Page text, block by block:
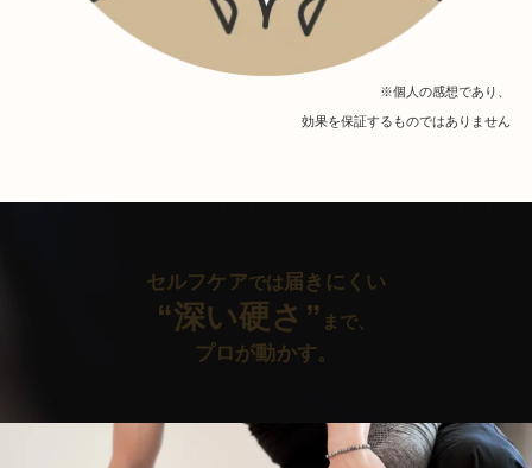
※個人の感想であり、
効果を保証するものではありません
セルフケアでは届きにくい
“深い硬さ” まで、
プロが動かす。